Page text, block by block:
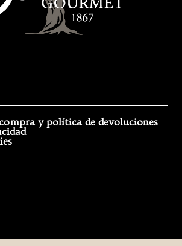
y política de devoluciones